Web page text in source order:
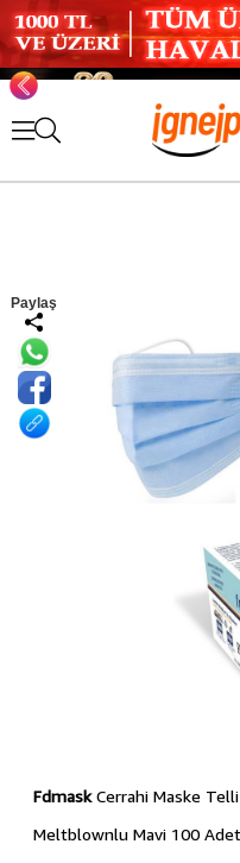
Paylaş
FdmaskCerrahi Maske
Meltblownlu Mavi 100